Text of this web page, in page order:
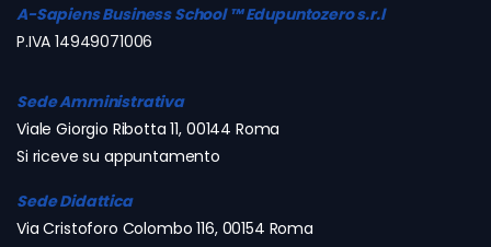
A-Sapiens Business School ™ Edupuntozero s.r.l
P.IVA 14949071006
Sede Amministrativa
Viale Giorgio Ribotta 11, 00144 Roma
Si riceve su appuntamento
Sede Didattica
Via Cristoforo Colombo 116, 00154 Roma